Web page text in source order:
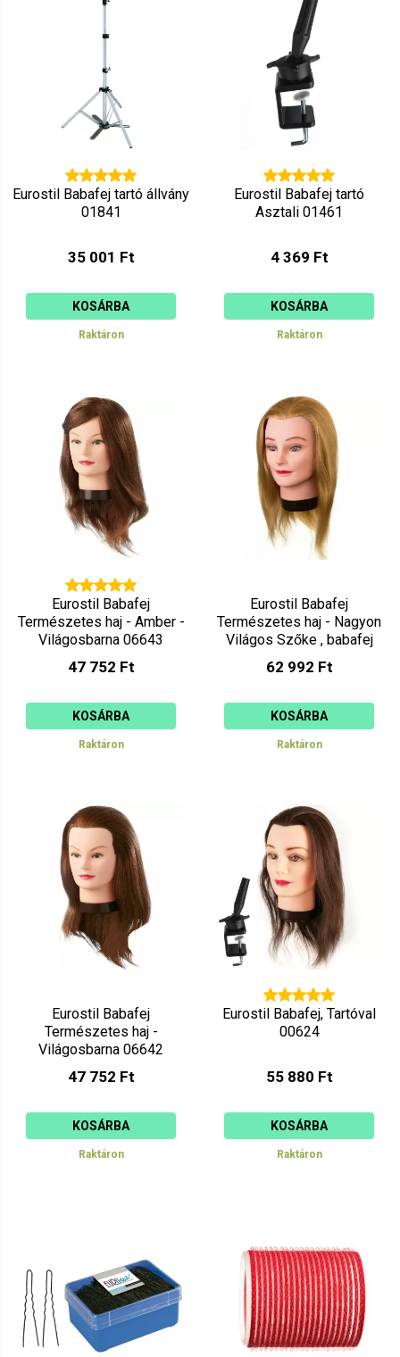
Eurostil Babafej tartó állvány
01841
35 001 Ft
KOSÁRBA
Raktáron
Eurostil Babafej tartó
Asztali 01461
4 369 Ft
KOSÁRBA
Raktáron
Eurostil Babafej
Természetes haj - Amber -
Világosbarna 06643
47 752 Ft
KOSÁRBA
Raktáron
Eurostil Babafej
Természetes haj - Nagyon
Világos Szőke , babafej
tartóval 04251
62 992 Ft
KOSÁRBA
Raktáron
Eurostil Babafej
Természetes haj -
Világosbarna 06642
47 752 Ft
KOSÁRBA
Raktáron
Eurostil Babafej, Tartóval
00624
55 880 Ft
KOSÁRBA
Raktáron